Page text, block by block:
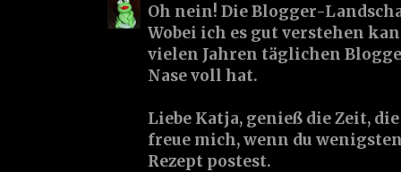
Oh nein! Die Blogger-
Wobei ich es gut verstehen
vielen Jahren täglichen
Nase voll hat.
Liebe Katja, genieß die Zeit,
freue mich, wenn du
Rezept postest.